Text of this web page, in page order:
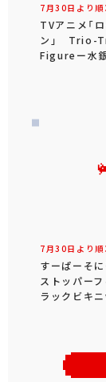
7月30日より順
TVアニメ「
ン」 Trio-
Figureー水
7月30日より順
すーぱーそ
ストッパー
ラックビキ